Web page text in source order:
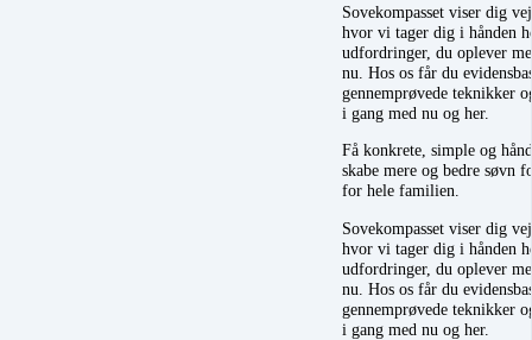
Sovekompasset viser dig
hvor vi tager dig i hånden
udfordringer, du oplever
nu. Hos os får du
gennemprøvede teknikker
i gang med nu og her.
Få konkrete, simple og
skabe mere og bedre søvn
for hele familien.
Sovekompasset viser dig
hvor vi tager dig i hånden
udfordringer, du oplever
nu. Hos os får du
gennemprøvede teknikker
i gang med nu og her.